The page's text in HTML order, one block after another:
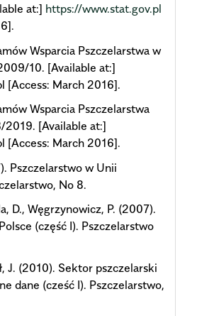
at:] https://www.stat.gov.pl
Wsparcia Pszczelarstwa w
10. [Available at:]
[Access: March 2016].
Wsparcia Pszczelarstwa
[Available at:]
[Access: March 2016].
Pszczelarstwo w Unii
No 8.
D., Węgrzynowicz, P. (2007).
(część I). Pszczelarstwo
J. (2010). Sektor pszczelarski
dane (cześć I). Pszczelarstwo,